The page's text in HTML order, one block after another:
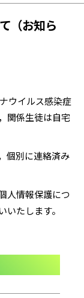
（お知ら
ウイルス感染症
関係生徒は自宅
個別に連絡済み
人情報保護につ
たします。